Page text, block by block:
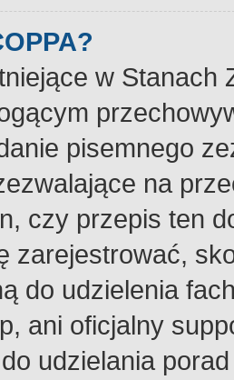
w Stanach
pisemnego
na
czy przepis ten
zarejestrować,
do udzielenia
ani oficjalny
udzielania